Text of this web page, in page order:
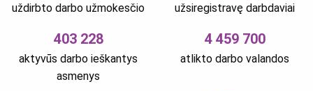
uždirbto darbo užmokesčio užsiregistravę darbdaviai
403 228
aktyvūs darbo ieškantys
asmenys
4 459 700
atlikto darbo valandos